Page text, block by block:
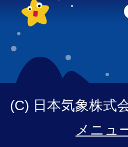
(C) 日本気象株式
メニュ